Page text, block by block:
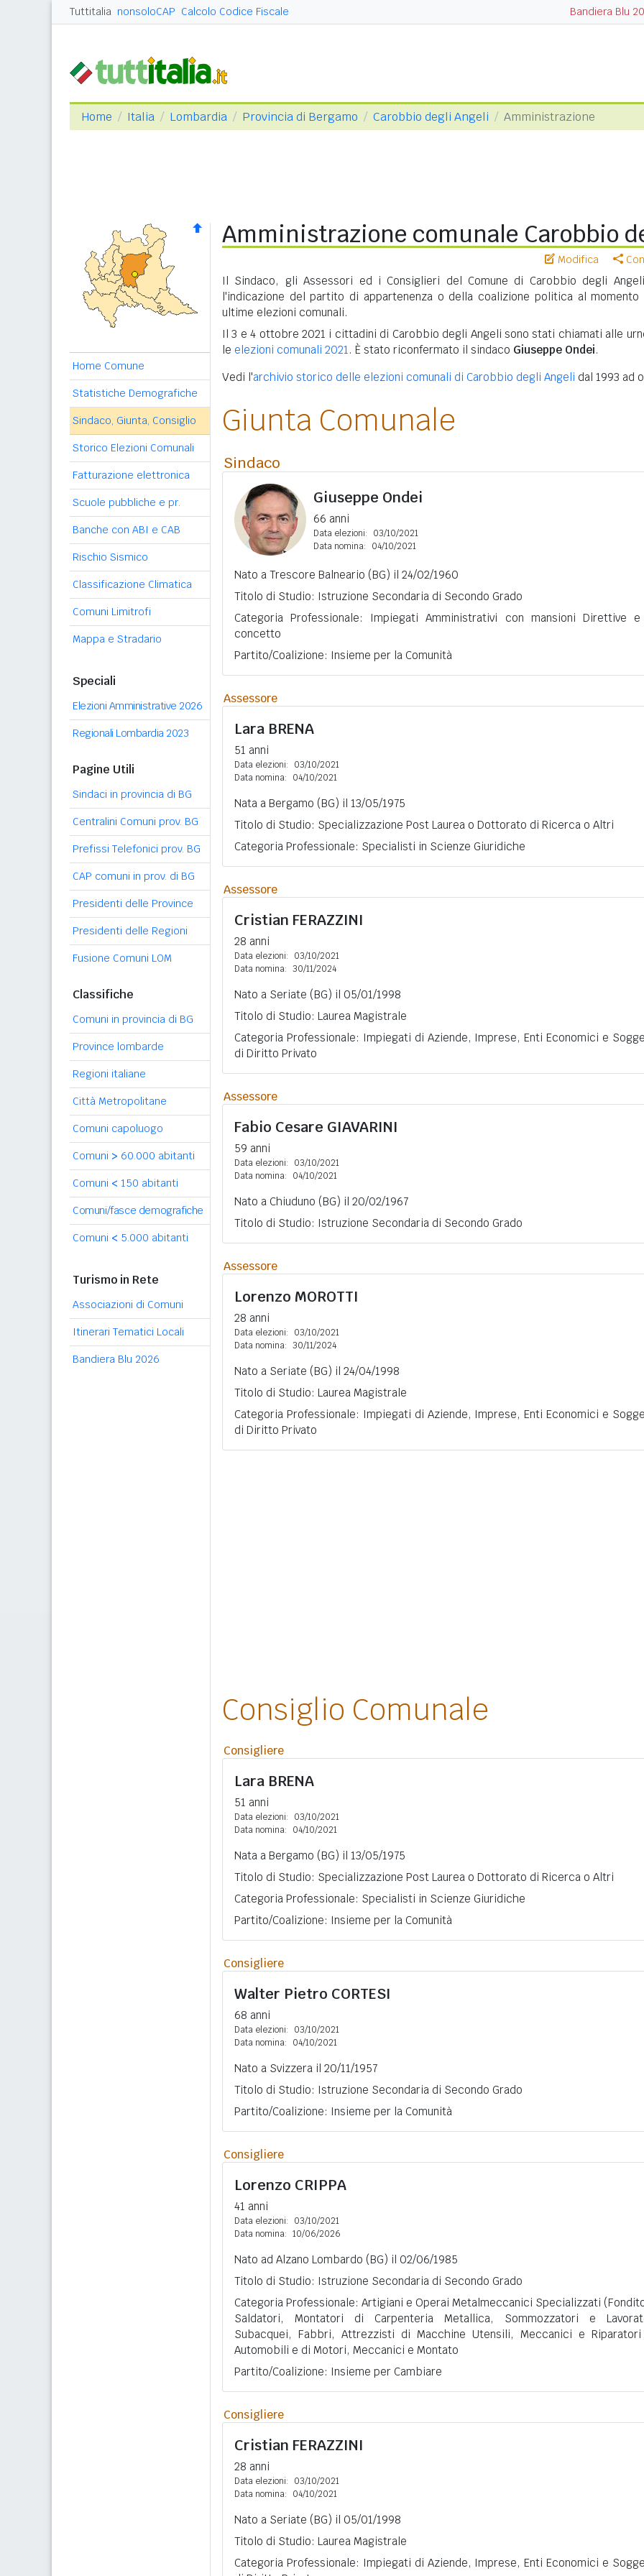
Tuttitalia nonsoloCAP Calcolo Codice Fiscale Bandiera Blu
Home Italia Lombardia Provincia di Bergamo Carobbio degli Angeli Amministrazione
Home Comune
Statistiche Demografiche
Sindaco, Giunta, Consiglio
Storico Elezioni Comunali
Fatturazione elettronica
Scuole pubbliche e pr.
Banche con ABI e CAB
Rischio Sismico
Classificazione Climatica
Comuni Limitrofi
Mappa e Stradario
Speciali
Elezioni Amministrative 2026
Regionali Lombardia 2023
Pagine Utili
Sindaci in provincia di BG
Centralini Comuni prov. BG
Prefissi Telefonici prov. BG
CAP comuni in prov. di BG
Presidenti delle Province
Presidenti delle Regioni
Fusione Comuni LOM
Classifiche
Comuni in provincia di BG
Province lombarde
Regioni italiane
Città Metropolitane
Comuni capoluogo
Comuni > 60.000 abitanti
Comuni < 150 abitanti
Comuni/fasce demografiche
Comuni < 5.000 abitanti
Turismo in Rete
Associazioni di Comuni
Itinerari Tematici Locali
Bandiera Blu 2026
Amministrazione comunale Carobbio
Modifica
Il Sindaco, gli Assessori ed i Consiglieri del Comune di Carobbio degli
l'indicazione del partito di appartenenza o della coalizione politica al momento
ultime elezioni comunali.
Il 3 e 4 ottobre 2021 i cittadini di Carobbio degli Angeli sono stati chiamati alle
le elezioni comunali 2021. È stato riconfermato il sindaco Giuseppe Ondei.
Vedi l'archivio storico delle elezioni comunali di Carobbio degli Angeli dal 1993 ad
Giunta Comunale
Sindaco
Giuseppe Ondei
66 anni
Data elezioni:
03/10/2021
Data nomina:
04/10/2021
Nato a Trescore Balneario (BG) il 24/02/1960
Titolo di Studio: Istruzione Secondaria di Secondo Grado
Categoria Professionale: Impiegati Amministrativi con mansioni Direttive
concetto
Partito/Coalizione: Insieme per la Comunità
Assessore
Lara BRENA
51 anni
Data elezioni:
03/10/2021
Data nomina:
04/10/2021
Nata a Bergamo (BG) il 13/05/1975
Titolo di Studio: Specializzazione Post Laurea o Dottorato di Ricerca o Altri
Categoria Professionale: Specialisti in Scienze Giuridiche
Assessore
Cristian FERAZZINI
28 anni
Data elezioni:
03/10/2021
Data nomina: 30/11/2024
Nato a Seriate (BG) il 05/01/1998
Titolo di Studio: Laurea Magistrale
Categoria Professionale: Impiegati di Aziende, Imprese, Enti Economici e
di Diritto Privato
Assessore
Fabio Cesare GIAVARINI
59 anni
Data elezioni:
03/10/2021
Data nomina:
04/10/2021
Nato a Chiuduno (BG) il 20/02/1967
Titolo di Studio: Istruzione Secondaria di Secondo Grado
Assessore
Lorenzo MOROTTI
28 anni
Data elezioni:
03/10/2021
Data nomina: 30/11/2024
Nato a Seriate (BG) il 24/04/1998
Titolo di Studio: Laurea Magistrale
Categoria Professionale: Impiegati di Aziende, Imprese, Enti Economici e
di Diritto Privato
Consiglio Comunale
Consigliere
Lara BRENA
51 anni
Data elezioni:
03/10/2021
Data nomina:
04/10/2021
Nata a Bergamo (BG) il 13/05/1975
Titolo di Studio: Specializzazione Post Laurea o Dottorato di Ricerca o Altri
Categoria Professionale: Specialisti in Scienze Giuridiche
Partito/Coalizione: Insieme per la Comunità
Consigliere
Walter Pietro CORTESI
68 anni
Data elezioni:
03/10/2021
Data nomina:
04/10/2021
Nato a Svizzera il 20/11/1957
Titolo di Studio: Istruzione Secondaria di Secondo Grado
Partito/Coalizione: Insieme per la Comunità
Consigliere
Lorenzo CRIPPA
41 anni
Data elezioni:
03/10/2021
Data nomina: 10/06/2026
Nato ad Alzano Lombardo (BG) il 02/06/1985
Titolo di Studio: Istruzione Secondaria di Secondo Grado
Categoria Professionale: Artigiani e Operai Metalmeccanici Specializzati
Saldatori, Montatori di Carpenteria Metallica, Sommozzatori e
Subacquei, Fabbri, Attrezzisti di Macchine Utensili, Meccanici e
Automobili e di Motori, Meccanici e Montato
Partito/Coalizione: Insieme per Cambiare
Consigliere
Cristian FERAZZINI
28 anni
Data elezioni:
03/10/2021
Data nomina:
04/10/2021
Nato a Seriate (BG) il 05/01/1998
Titolo di Studio: Laurea Magistrale
Categoria Professionale: Impiegati di Aziende, Imprese, Enti Economici e